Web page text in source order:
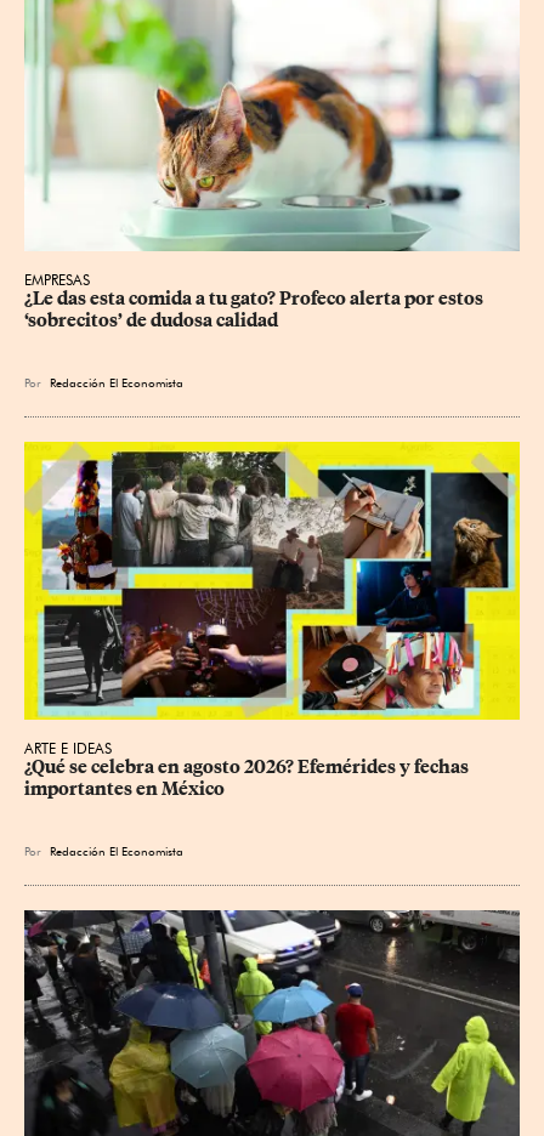
EMPRESAS
¿Le das esta comida a tu gato? Profeco alerta por estos
‘sobrecitos’ de dudosa calidad
Por Redacción El Economista
ARTE E IDEAS
¿Qué se celebra en agosto 2026? Efemérides y fechas
importantes en México
Por Redacción El Economista